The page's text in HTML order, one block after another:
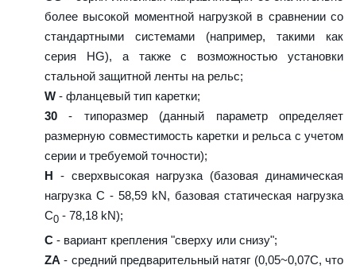
более высокой моментной нагрузкой в сравнении со
стандартными системами (например, такими как
серия HG), а также с возможностью установки
стальной защитной ленты на рельс;
W - фланцевый тип каретки;
30 - типоразмер (данный параметр определяет
размерную совместимость каретки и рельса с учетом
серии и требуемой точности);
H - сверхвысокая нагрузка (базовая динамическая
нагрузка C - 58,59 kN, базовая статическая нагрузка
С0 - 78,18 kN);
C - вариант крепления "сверху или снизу";
ZA - средний предварительный натяг (0,05~0,07C, что